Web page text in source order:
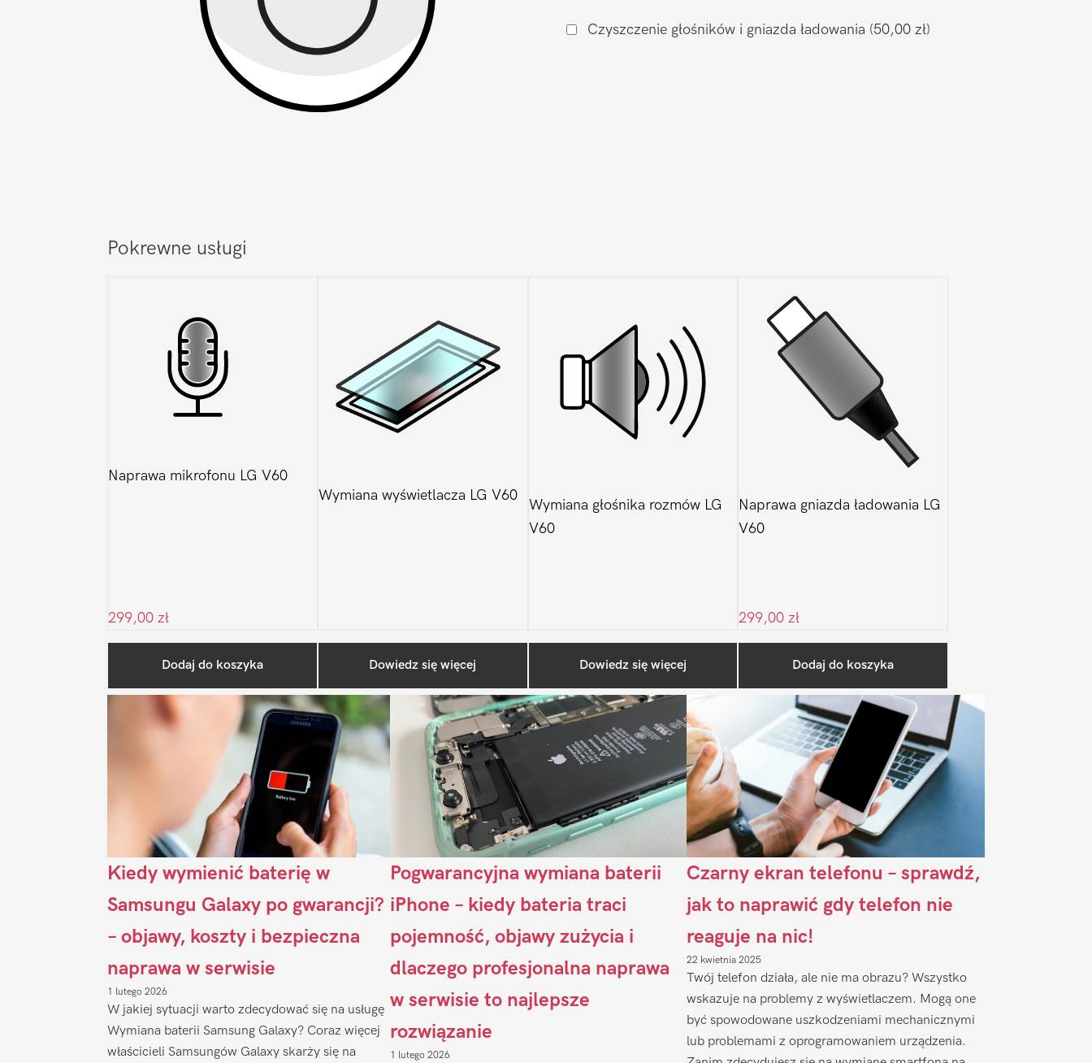
Czyszczenie głośników i gniazda ładowania (50,00 zł)
Pokrewne usługi
Naprawa mikrofonu LG V60
299,00 zł
Dodaj do koszyka
Wymiana wyświetlacza LG V60
Dowiedz się więcej
Wymiana głośnika rozmów LG
V60
Dowiedz się więcej
Naprawa gniazda ładowania LG
V60
299,00zł
Dodaj do koszyka
Pierwszy
Sidebar
Ostatnio na blogu
Kiedy wymienić baterię w
Samsungu Galaxy po gwarancji?
– objawy, koszty i bezpieczna
naprawa w serwisie
1 lutego 2026
W jakiej sytuacji warto zdecydować się na usługę
Wymiana baterii Samsung Galaxy? Coraz więcej
właścicieli Samsungów Galaxy skarży się na
Pogwarancyjna wymiana baterii
iPhone – kiedy bateria traci
pojemność, objawy zużycia i
dlaczego profesjonalna naprawa
w serwisie to najlepsze
rozwiązanie
1 lutego 2026
Czarny ekran telefonu – sprawdź,
jak to naprawić gdy telefon nie
reaguje na nic!
22 kwietnia 2025
Twój telefon działa, ale nie ma obrazu? Wszystko
wskazuje na problemy z wyświetlaczem. Mogą one
być spowodowane uszkodzeniami mechanicznymi
lub problemami z oprogramowaniem urządzenia.